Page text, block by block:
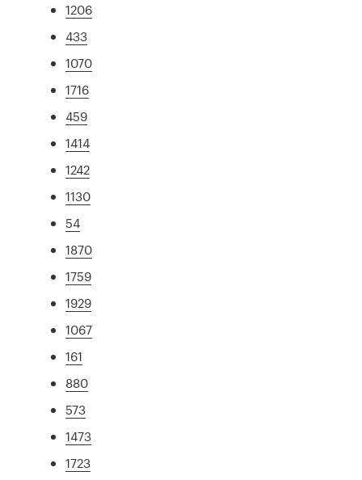
1206
433
1070
1716
459
1414
1242
1130
54
1870
1759
1929
1067
161
880
573
1473
1723